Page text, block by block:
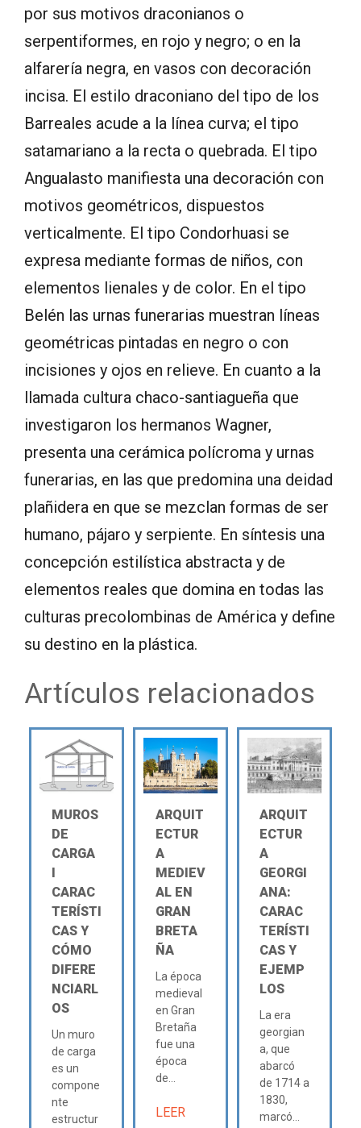
por sus motivos draconianos o
serpentiformes, en rojo y negro; o en la
alfarería negra, en vasos con decoración
incisa. El estilo draconiano del tipo de los
Barreales acude a la línea curva; el tipo
satamariano a la recta o quebrada. El tipo
Angualasto manifiesta una decoración con
motivos geométricos, dispuestos
verticalmente. El tipo Condorhuasi se
expresa mediante formas de niños, con
elementos lienales y de color. En el tipo
Belén las urnas funerarias muestran líneas
geométricas pintadas en negro o con
incisiones y ojos en relieve. En cuanto a la
llamada cultura chaco-santiagueña que
investigaron los hermanos Wagner,
presenta una cerámica polícroma y urnas
funerarias, en las que predomina una deidad
plañidera en que se mezclan formas de ser
humano, pájaro y serpiente. En síntesis una
concepción estilística abstracta y de
elementos reales que domina en todas las
culturas precolombinas de América y define
su destino en la plástica.
Artículos relacionados
MUROS
DE
CARGA
Ι
CARAC
TERÍSTI
CAS Y
CÓMO
DIFERE
NCIARL
OS
Un muro
de carga
es un
compone
nte
estructur
ARQUIT
ECTUR
A
MEDIEV
AL EN
GRAN
BRETA
ÑA
La época
medieval
en Gran
Bretaña
fue una
época
de...
LEER
ARQUIT
ECTUR
A
GEORGI
ANA:
CARAC
TERÍSTI
CAS Y
EJEMP
LOS
La era
georgian
a, que
abarcó
de 1714 a
1830,
marcó...